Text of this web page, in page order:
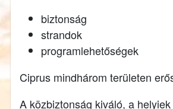
biztonság
strandok
programlehetőségek
Ciprus mindhárom területen
A közbiztonság kiváló, a